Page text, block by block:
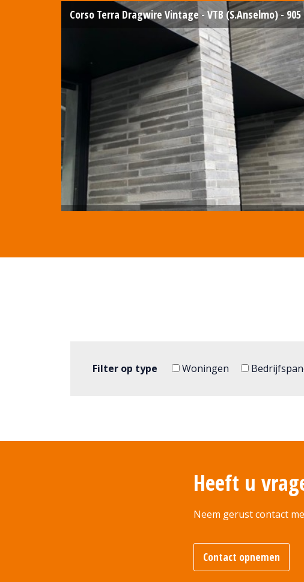
Corso Terra Dragwire Vintage - VTB (S.Anselmo) - 905
Filter op type Woningen
Heeft u
Neem gerust contact
Contact opnemen